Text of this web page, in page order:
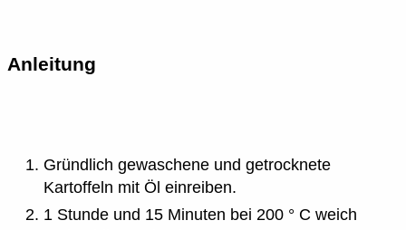
Anleitung
Gründlich gewaschene und getrocknete
Kartoffeln mit Öl einreiben.
1 Stunde und 15 Minuten bei 200 ° C weich